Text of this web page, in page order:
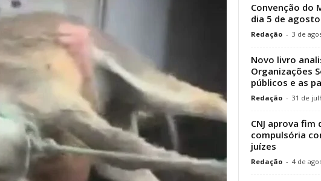
Convenção do
dia 5 de
Redação - 3 de
Novo livro
Organizações
públicos e as
Redação - 31 de
CNJ aprova
compulsória
juízes
Redação - 4 de